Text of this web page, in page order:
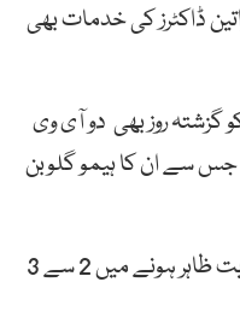
مطابق بورڈ میں ماہر 2 خواتین ڈاکٹرز کی خدمات بھی
گزشتہ روز بھی دو آی وی
جس سے ان کا ہیمو گلوبن
انہوں نے بتایا کہ انجیکشنز کی افادیت ظاہر ہونے میں 2 سے 3